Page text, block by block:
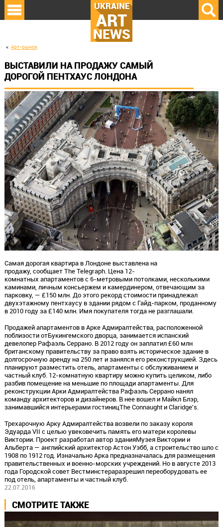
UKRAINE
ART
NEWS
Арт-рынок
ВЫСТАВИЛИ НА ПРОДАЖУ САМЫЙ
ДОРОГОЙ ПЕНТХАУС ЛОНДОНА
Самая дорогая квартира в Лондоне выставлена на
продажу, сообщает The Telegraph. Цена 12-
комнатных апартаментов с​ 6-метровыми потолками, несколькими
каминами, личным консьержем и камердинером, отвечающим за
парковку, — £150 млн. До этого рекорд стоимости принадлежал
двухэтажному пентхаусу в здании рядом с Гайд-парком, проданному
в 2010 году за £140 млн. Имя покупателя тогда не разглашали.
Продажей апартаментов в Арке Адмиралтейства, расположенной
поблизости отБукингемского дворца, занимается испанский
девелопер Рафаэль Серрано. В 2012 году он заплатил £60 млн
британскому правительству за право взять историческое здание в
долгосрочную аренду на 250 лет и занялся его реконструкцией. Здесь
планируют разместить отель, апартаменты с обслуживанием и
частный клуб. 12-комнатную квартиру можно купить целиком, либо
разбив помещение на меньшие по площади апартаменты. Для
реконструкции Арки Адмиралтейства Рафаэль Серрано нанял
команду архитекторов и дизайнеров. В нее вошел и Майкл Блэр,
занимавшийся интерьерами гостиницThe Connaught и Claridge's.
Трехарочную Арку Адмиралтейства возвели по заказу короля
Эдуарда VII с целью увековечить память его матери королевы
Виктории. Проект разработал автор зданияМузея Виктории и
Альберта — английский архитектор Астон Уэбб, а строительство шло с
1908 по 1912 год. Изначально Арка предназначалась для размещения
правительственных и военно-морских учреждений. Но в августе 2013
года Городской совет Вестминстераразрешил переоборудовать ее
под отель, апартаменты и частный клуб.
22.07.2016
СМОТРИТЕ ТАКЖЕ